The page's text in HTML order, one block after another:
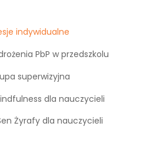
indywidualne
PbP w przedszkolu
superwizyjna
dla nauczycieli
Żyrafy dla nauczycieli